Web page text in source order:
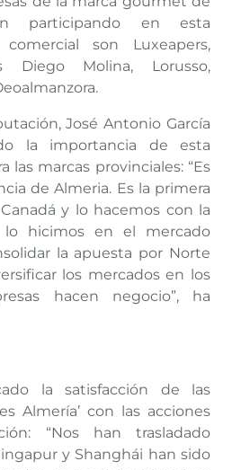
participando en esta
son Luxeapers,
Diego Molina, Lorusso,
José Antonio García
la importancia de esta
las marcas provinciales: “Es
de Almeria. Es la primera
y lo hacemos con la
hicimos en el mercado
la apuesta por Norte
los mercados en los
hacen negocio”, ha
la satisfacción de las
Almería’ con las acciones
“Nos han trasladado
y Shanghái han sido